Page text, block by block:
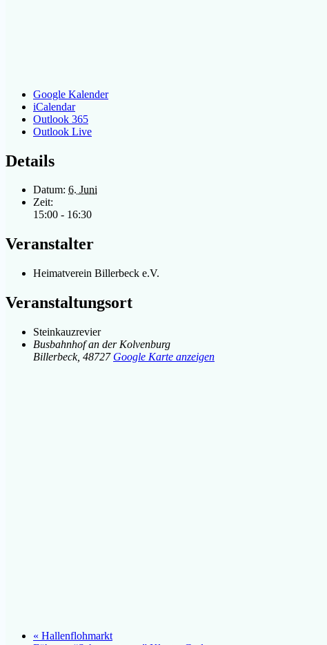
Google Kalender
iCalendar
Outlook 365
Outlook Live
Details
Datum: 6. Juni
Zeit:
15:00 - 16:30
Veranstalter
Heimatverein Billerbeck e.V.
Veranstaltungsort
Steinkauzrevier
Busbahnhof an der Kolvenburg
Billerbeck, 48727 Google Karte anzeigen
« Hallenflohmarkt